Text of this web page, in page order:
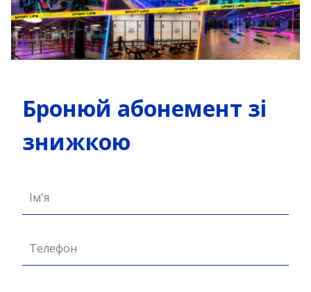
Бронюй абонемент зі
знижкою
Ім'я
Телефон